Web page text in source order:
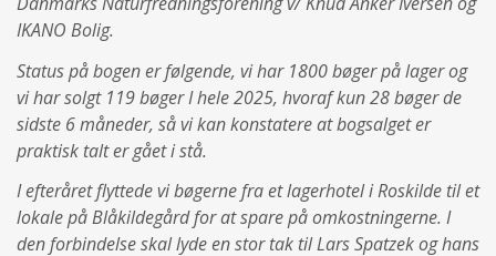
IKANO Bolig.
Status på bogen er følgende, vi har 1800 bøger på lager og
vi har solgt 119 bøger I hele 2025, hvoraf kun 28 bøger de
sidste 6 måneder, så vi kan konstatere at bogsalget er
praktisk talt er gået i stå.
I efteråret flyttede vi bøgerne fra et lagerhotel i Roskilde til et
lokale på Blåkildegård for at spare på omkostningerne. I
den forbindelse skal lyde en stor tak til Lars Spatzek og hans